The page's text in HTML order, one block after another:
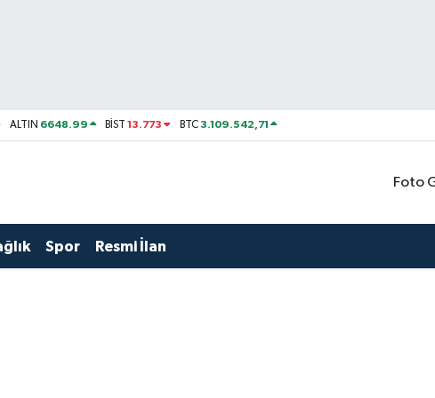
ALTIN 6648.99 BİST13.773 BTC3.109.542,71
Foto
Spor Resmi İlan